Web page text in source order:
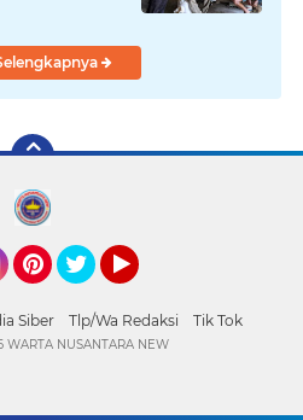
Siber Tlp/Wa Redaksi Tik Tok
WARTA NUSANTARA NEW